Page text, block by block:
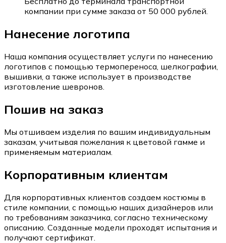
компании при сумме заказа от 50 000 рублей.
Нанесение логотипа
Наша компания осуществляет услуги по нанесению
логотипов с помощью термопереноса, шелкографии,
вышивки, а также использует в производстве
изготовление шевронов.
Пошив на заказ
Мы отшиваем изделия по вашим индивидуальным
заказам, учитывая пожелания к цветовой гамме и
применяемым материалам.
Корпоративным клиентам
Для корпоративных клиентов создаем костюмы в
стиле компании, с помощью наших дизайнеров или
по требованиям заказчика, согласно техническому
описанию. Созданные модели проходят испытания и
получают сертификат.